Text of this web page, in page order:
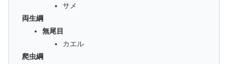
サメ
両生綱
無尾目
カエル
爬虫綱